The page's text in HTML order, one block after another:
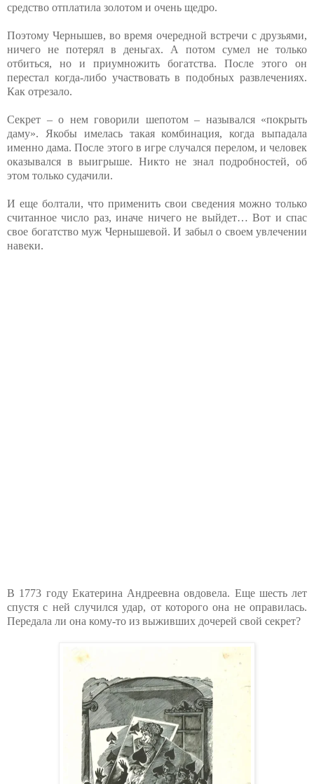
средство отплатила золотом и очень щедро.
Поэтому Чернышев, во время очередной встречи с друзьями,
ничего не потерял в деньгах. А потом сумел не только
отбиться, но и приумножить богатства. После этого он
перестал когда-либо участвовать в подобных развлечениях.
Как отрезало.
Секрет – о нем говорили шепотом – назывался «покрыть
даму». Якобы имелась такая комбинация, когда выпадала
именно дама. После этого в игре случался перелом, и человек
оказывался в выигрыше. Никто не знал подробностей, об
этом только судачили.
И еще болтали, что применить свои сведения можно только
считанное число раз, иначе ничего не выйдет… Вот и спас
свое богатство муж Чернышевой. И забыл о своем увлечении
навеки.
В 1773 году Екатерина Андреевна овдовела. Еще шесть лет
спустя с ней случился удар, от которого она не оправилась.
Передала ли она кому-то из выживших дочерей свой секрет?